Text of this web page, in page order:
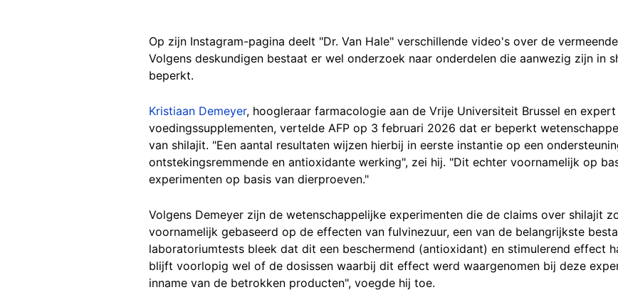
Op zijn Instagram-pagina deelt "Dr. Van Hale" verschillende video's over de
Volgens deskundigen bestaat er wel onderzoek naar onderdelen die aanwezig zijn in
beperkt.
Kristiaan Demeyer, hoogleraar farmacologie aan de Vrije Universiteit Brussel en
voedingssupplementen, vertelde AFP op 3 februari 2026 dat er beperkt
van shilajit. "Een aantal resultaten wijzen hierbij in eerste instantie op een
ontstekingsremmende en antioxidante werking", zei hij. "Dit echter voornamelijk op
experimenten op basis van dierproeven."
Volgens Demeyer zijn de wetenschappelijke experimenten die de claims over shilajit
voornamelijk gebaseerd op de effecten van fulvinezuur, een van de belangrijkste
laboratoriumtests bleek dat dit een beschermend (antioxidant) en stimulerend effect
blijft voorlopig wel of de dosissen waarbij dit effect werd waargenomen bij deze
inname van de betrokken producten", voegde hij toe.